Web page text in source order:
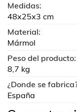
Medidas:
48x25x3 cm
Material:
Mármol
Peso del producto:
8,7 kg
¿Donde se
España